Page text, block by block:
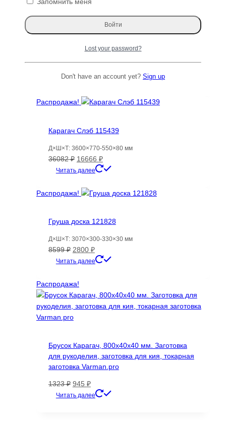
тарелку, 1 шт, Varman.pro
цена
616 ₽.
цена:
Читать далее
Распродажа!
Карагач Слэб 115439
Д×Ш×Т: 3600×770-550×80 мм
36082₽ Первоначальная
цена
36082 ₽.
16666 ₽Текущая
цена:
Читать далее
Распродажа!
Груша доска 121828
Д×Ш×Т: 3070×300-330×30 мм
8599₽ Первоначальная
цена
8599 ₽.
2800 ₽Текущая
цена:
Читать далее
Распродажа!
Брусок Карагач, 800х40х40 мм. Заготовка
для рукоделия, заготовка для кия, токарная
заготовка Varman.pro
1323₽ Первоначальная
цена
945 ₽Текущая
цена:
Читать далее
Lost your password?
Don't have an account yet? Sign up